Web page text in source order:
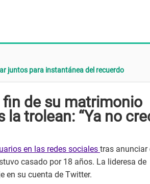
juntos para instantánea del recuerdo
de su matrimonio
trolean: “Ya no
en las redes sociales tras anunciar
casado por 18 años. La lideresa de
en su cuenta de Twitter.